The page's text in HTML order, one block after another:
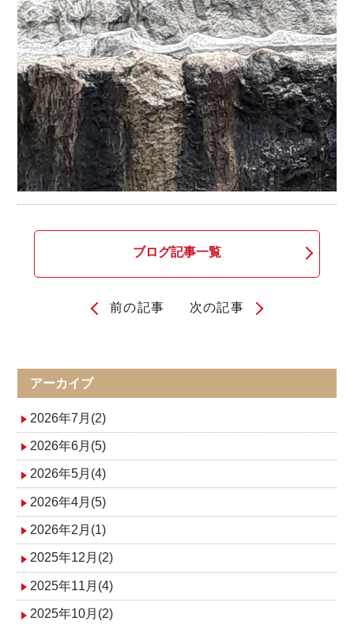
ブログ記事一覧
ナ
ビ
ゲ
ー
シ
ョ
ン
前の記事 次の記事
アーカイブ
2026年7月(2)
2026年6月(5)
2026年5月(4)
2026年4月(5)
2026年2月(1)
2025年12月(2)
2025年11月(4)
2025年10月(2)